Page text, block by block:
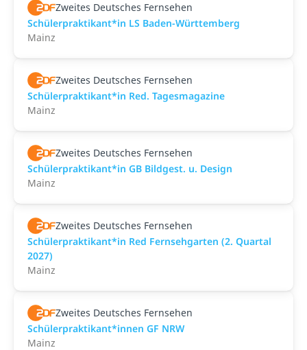
Zweites Deutsches Fernsehen
Schülerpraktikant*in LS Baden-Württemberg
Mainz
Zweites Deutsches Fernsehen
Schülerpraktikant*in Red. Tagesmagazine
Mainz
Zweites Deutsches Fernsehen
Schülerpraktikant*in GB Bildgest. u. Design
Mainz
Zweites Deutsches Fernsehen
Schülerpraktikant*in Red Fernsehgarten (2. Quartal
2027)
Mainz
Zweites Deutsches Fernsehen
Schülerpraktikant*innen GF NRW
Mainz